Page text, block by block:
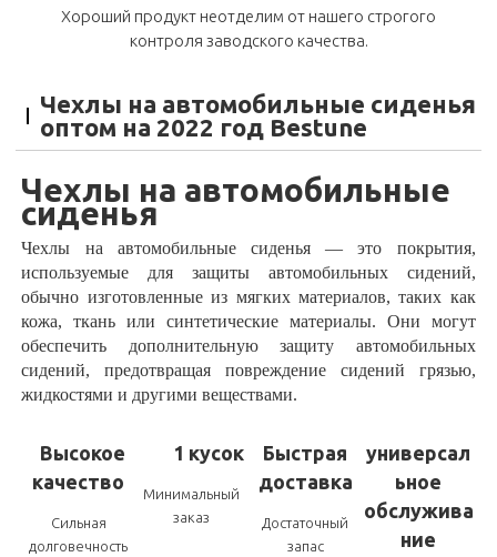
Хороший продукт неотделим от нашего строгого
контроля заводского качества.
Чехлы на автомобильные сиденья
оптом на 2022 год Bestune
Чехлы на автомобильные
сиденья
Чехлы на автомобильные сиденья — это покрытия,
используемые для защиты автомобильных сидений,
обычно изготовленные из мягких материалов, таких как
кожа, ткань или синтетические материалы. Они могут
обеспечить дополнительную защиту автомобильных
сидений, предотвращая повреждение сидений грязью,
жидкостями и другими веществами.
Высокое
качество
Сильная
долговечность
1 кусок
Минимальный
заказ
Быстрая
доставка
Достаточный
запас
универсал
ьное
обслужива
ние